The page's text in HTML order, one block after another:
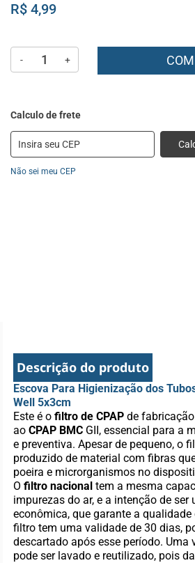
R$ 4,99
- +
Não sei meu CEP
Descrição do produto
Escova Para Higienização dos
Well 5x3cm
Este é ofiltro de CPAP de
aoCPAP BMC GII, essencial para a
e preventiva. Apesar de pequeno, o
produzido de material com fibras
poeira e microrganismos no
Ofiltro nacional tem a mesma
impurezas do ar, e a intenção de ser
econômica, que garante a qualidade
filtro tem uma validade de 30 dias,
descartado após esse período. Uma
pode ser lavado e reutilizado, pois